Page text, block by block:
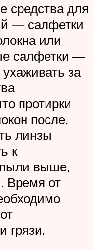
средства для
— салфетки
или
салфетки —
за
протирки
после,
линзы
к
выше,
Время от
грязи.